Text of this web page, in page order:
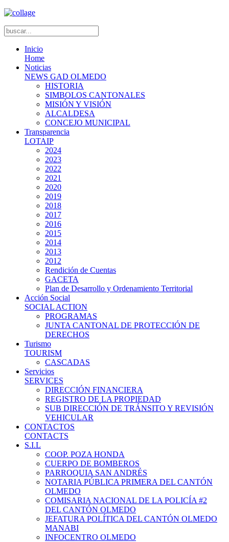
Inicio
Home
Noticias
NEWS GAD OLMEDO
HISTORIA
SIMBOLOS CANTONALES
MISIÓN Y VISIÓN
ALCALDESA
CONCEJO MUNICIPAL
Transparencia
LOTAIP
2024
2023
2022
2021
2020
2019
2018
2017
2016
2015
2014
2013
2012
Rendición de Cuentas
GACETA
Plan de Desarrollo y Ordenamiento Territorial
Acción Social
SOCIAL ACTION
PROGRAMAS
JUNTA CANTONAL DE PROTECCIÓN DE
DERECHOS
Turismo
TOURISM
CASCADAS
Servicios
SERVICES
DIRECCIÓN FINANCIERA
REGISTRO DE LA PROPIEDAD
SUB DIRECCIÓN DE TRÁNSITO Y REVISIÓN
VEHICULAR
CONTACTOS
CONTACTS
S.I.L
COOP. POZA HONDA
CUERPO DE BOMBEROS
PARROQUIA SAN ANDRÉS
NOTARIA PÚBLICA PRIMERA DEL CANTÓN
OLMEDO
COMISARIA NACIONAL DE LA POLICÍA #2
DEL CANTÓN OLMEDO
JEFATURA POLÍTICA DEL CANTÓN OLMEDO
MANABI
INFOCENTRO OLMEDO